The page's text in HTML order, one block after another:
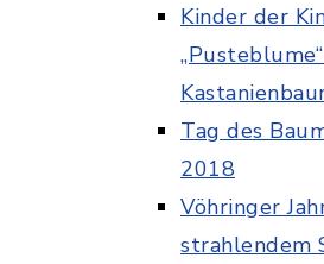
Kinder der
Tag des
2018
Vöhringer
strahlendem